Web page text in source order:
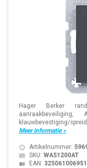
Hager Berker
Meer informatie »
Artikelnummer:
SKU: WAS1200AT
EAN: